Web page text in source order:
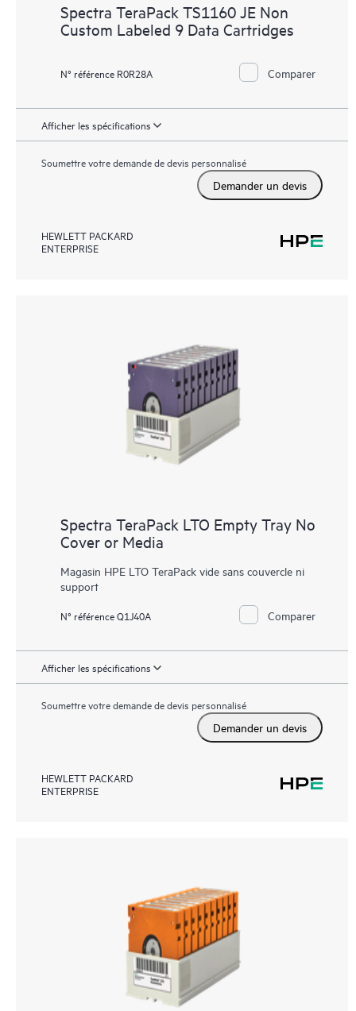
Spectra TeraPack TS1160 JE Non
Custom Labeled 9 Data Cartridges
N° référence R0R28A Comparer
Afficher les spécifications
Soumettre votre demande de devis personnalisé
Demander un devis
HEWLETT PACKARD
ENTERPRISE
Spectra TeraPack LTO Empty Tray No
Cover or Media
Magasin HPE LTO TeraPack vide sans couvercle ni
support
N° référence Q1J40A Comparer
Afficher les spécifications
Soumettre votre demande de devis personnalisé
Demander un devis
HEWLETT PACKARD
ENTERPRISE